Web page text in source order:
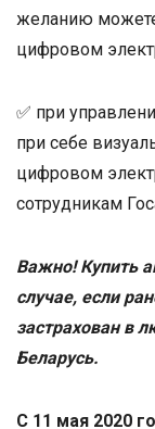
желанию можете
цифровом
✅ при
при себе
цифровом
сотрудникам
Важно! Купить
случае, если
застрахован в
Беларусь.
С 11 мая 2020